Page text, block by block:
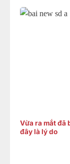
Vừa ra mắt đã
đây là lý do